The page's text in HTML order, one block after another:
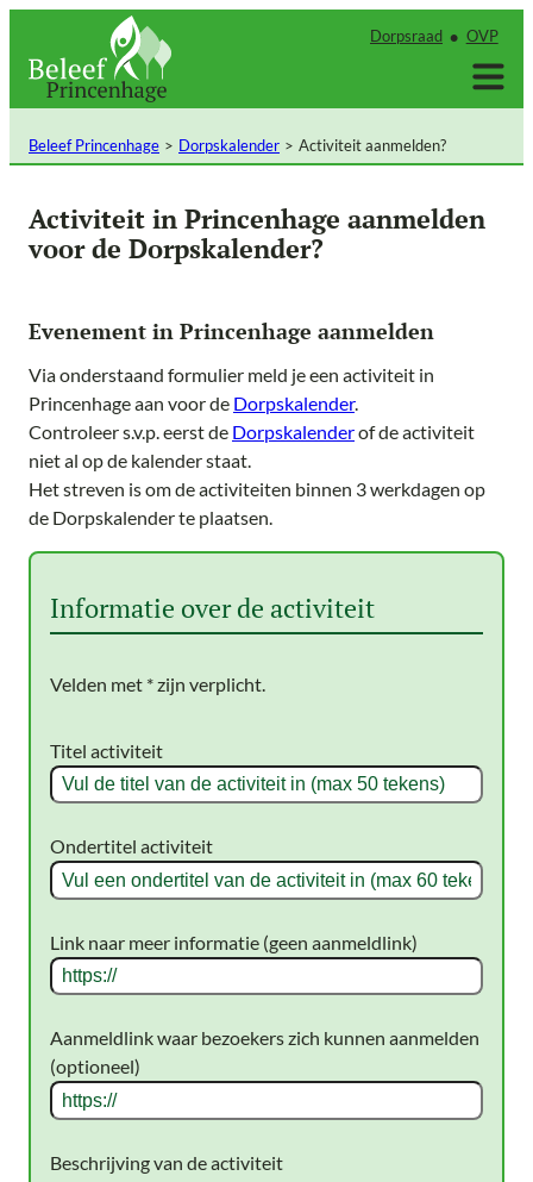
inhoud
Dorpsraad OVP
Beleef Princenhage Dorpskalender Activiteit aanmelden?
Activiteit in Princenhage aanmelden
voor de Dorpskalender?
Evenement in Princenhage aanmelden
Via onderstaand formulier meld je een activiteit in
Princenhage aan voor de Dorpskalender.
Controleer s.v.p. eerst de Dorpskalenderof de activiteit
niet al op de kalender staat.
Het streven is om de activiteiten binnen 3 werkdagen op
de Dorpskalender te plaatsen.
Informatie over de activiteit
Velden met * zijn verplicht.
Titel activiteit
Ondertitel activiteit
Link naar meer informatie (geen aanmeldlink)
Aanmeldlink waar bezoekers zich kunnen aanmelden
(optioneel)
Beschrijving van de activiteit